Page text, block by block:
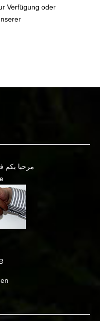
Verfügung oder
مرحبا بكم